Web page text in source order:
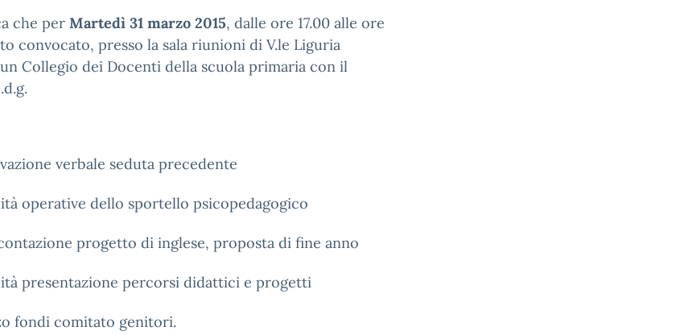
che per Martedì 31 marzo 2015, dalle ore 17.00 alle ore
convocato, presso la sala riunioni di V.le Liguria
Collegio dei Docenti della scuola primaria con il
verbale seduta precedente
operative dello sportello psicopedagogico
progetto di inglese, proposta di fine anno
presentazione percorsi didattici e progetti
fondi comitato genitori.